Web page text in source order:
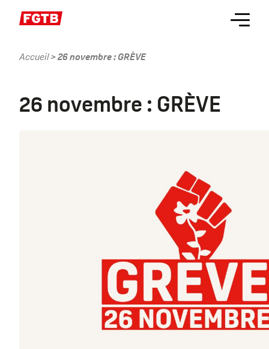
Menu
Accueil 26 novembre : GRÈVE
26 novembre : GRÈVE